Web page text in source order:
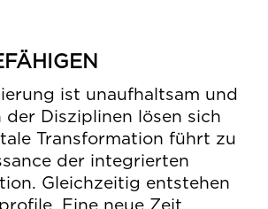
ist unaufhaltsam und
der Disziplinen lösen sich
Transformation führt zu
der integrierten
Gleichzeitig entstehen
Eine neue Zeit